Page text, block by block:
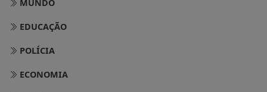
MUNDO
EDUCAÇÃO
POLÍCIA
ECONOMIA